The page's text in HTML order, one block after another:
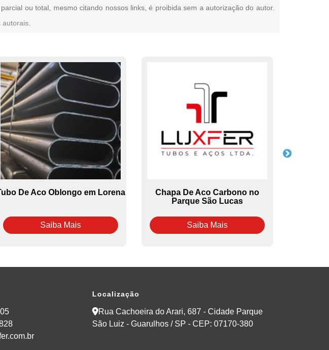
ou total, mesmo citando nossos links, é proibida sem a autorização do autor.
autorais
De Aco Oblongo em Lorena
Saiba Mais
Chapa De Aco Carbono no
Parque São Lucas
Saiba Mais
Localização
Rua Cachoeira do Arari, 687 - Cidade Parque
São Luiz - Guarulhos / SP - CEP: 07170-380